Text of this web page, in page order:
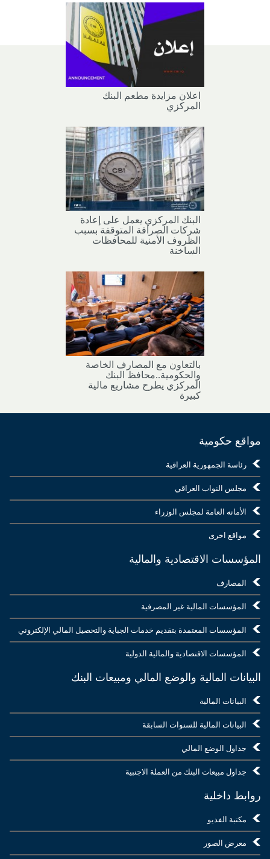
اعلان مزايدة مطعم البنك
المركزي
البنك المركزي يعمل على إعادة
شركات الصرافة المتوقفة بسبب
الظروف الأمنية للمحافظات
الساخنة
بالتعاون مع المصارف الخاصة
والحكومية..محافظ البنك
المركزي يطرح مشاريع مالية
كبيرة
مواقع حكومية
رئاسة الجمهورية العراقية
مجلس النواب العراقي
الأمانه العامة لمجلس الوزراء
مواقع اخرى
المؤسسات الاقتصادية والمالية
المصارف
المؤسسات المالية غير المصرفية
المؤسسات المعتمدة بتقديم خدمات الجباية والتحصيل المالي الإلكتروني
المؤسسات الاقتصادية والمالية الدولية
البيانات المالية والوضع المالي ومبيعات البنك
البيانات المالية
البيانات المالية للسنوات السابقة
جداول الوضع المالي
جداول مبيعات البنك من العملة الاجنبية
روابط داخلية
مكتبة الفديو
معرض الصور